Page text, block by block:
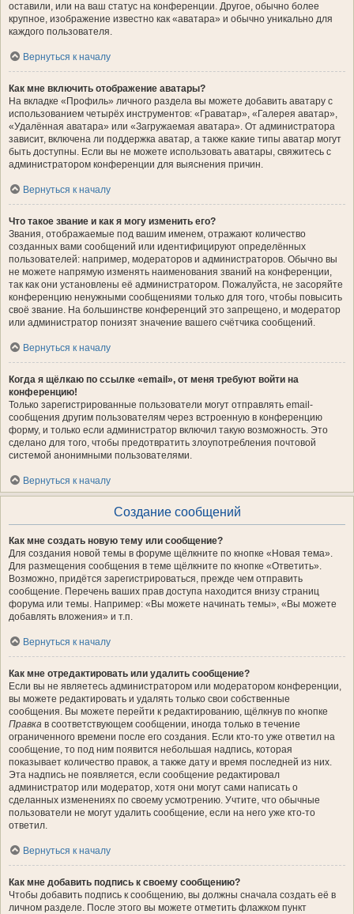
оставили, или на ваш статус на конференции. Другое, обычно более
крупное, изображение известно как «аватара» и обычно уникально для
каждого пользователя.
Вернуться к началу
Как мне включить отображение аватары?
На вкладке «Профиль» личного раздела вы можете добавить аватару с
использованием четырёх инструментов: «Граватар», «Галерея аватар»,
«Удалённая аватара» или «Загружаемая аватара». От администратора
зависит, включена ли поддержка аватар, а также какие типы аватар могут
быть доступны. Если вы не можете использовать аватары, свяжитесь с
администратором конференции для выяснения причин.
Вернуться к началу
Что такое звание и как я могу изменить его?
Звания, отображаемые под вашим именем, отражают количество
созданных вами сообщений или идентифицируют определённых
пользователей: например, модераторов и администраторов. Обычно вы
не можете напрямую изменять наименования званий на конференции,
так как они установлены её администратором. Пожалуйста, не засоряйте
конференцию ненужными сообщениями только для того, чтобы повысить
своё звание. На большинстве конференций это запрещено, и модератор
или администратор понизят значение вашего счётчика сообщений.
Вернуться к началу
Когда я щёлкаю по ссылке «email», от меня требуют войти на
конференцию!
Только зарегистрированные пользователи могут отправлять email-
сообщения другим пользователям через встроенную в конференцию
форму, и только если администратор включил такую возможность. Это
сделано для того, чтобы предотвратить злоупотребления почтовой
системой анонимными пользователями.
Вернуться к началу
Создание сообщений
Как мне создать новую тему или сообщение?
Для создания новой темы в форуме щёлкните по кнопке «Новая тема».
Для размещения сообщения в теме щёлкните по кнопке «Ответить».
Возможно, придётся зарегистрироваться, прежде чем отправить
сообщение. Перечень ваших прав доступа находится внизу страниц
форума или темы. Например: «Вы можете начинать темы», «Вы можете
добавлять вложения» и т.п.
Вернуться к началу
Как мне отредактировать или удалить сообщение?
Если вы не являетесь администратором или модератором конференции,
вы можете редактировать и удалять только свои собственные
сообщения. Вы можете перейти к редактированию, щёлкнув по кнопке
Правка в соответствующем сообщении, иногда только в течение
ограниченного времени после его создания. Если кто-то уже ответил на
сообщение, то под ним появится небольшая надпись, которая
показывает количество правок, а также дату и время последней из них.
Эта надпись не появляется, если сообщение редактировал
администратор или модератор, хотя они могут сами написать о
сделанных изменениях по своему усмотрению. Учтите, что обычные
пользователи не могут удалить сообщение, если на него уже кто-то
ответил.
Вернуться к началу
Как мне добавить подпись к своему сообщению?
Чтобы добавить подпись к сообщению, вы должны сначала создать её в
личном разделе. После этого вы можете отметить флажком пункт